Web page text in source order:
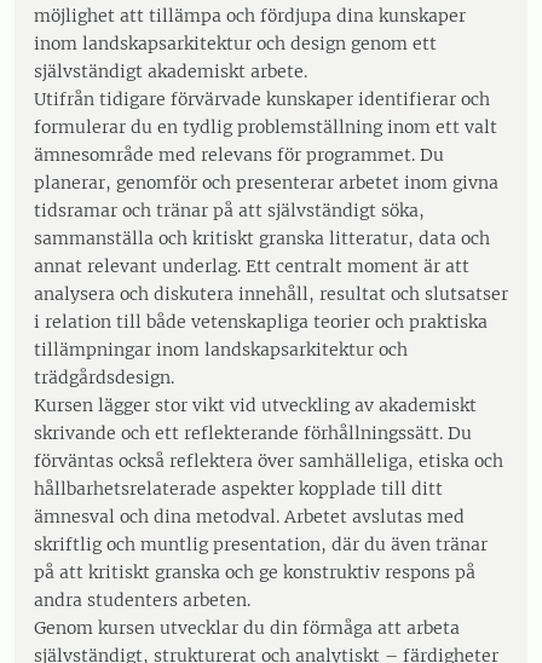
möjlighet att tillämpa och fördjupa dina kunskaper
inom landskapsarkitektur och design genom ett
självständigt akademiskt arbete.
Utifrån tidigare förvärvade kunskaper identifierar och
formulerar du en tydlig problemställning inom ett valt
ämnesområde med relevans för programmet. Du
planerar, genomför och presenterar arbetet inom givna
tidsramar och tränar på att självständigt söka,
sammanställa och kritiskt granska litteratur, data och
annat relevant underlag. Ett centralt moment är att
analysera och diskutera innehåll, resultat och slutsatser
i relation till både vetenskapliga teorier och praktiska
tillämpningar inom landskapsarkitektur och
trädgårdsdesign.
Kursen lägger stor vikt vid utveckling av akademiskt
skrivande och ett reflekterande förhållningssätt. Du
förväntas också reflektera över samhälleliga, etiska och
hållbarhetsrelaterade aspekter kopplade till ditt
ämnesval och dina metodval. Arbetet avslutas med
skriftlig och muntlig presentation, där du även tränar
på att kritiskt granska och ge konstruktiv respons på
andra studenters arbeten.
Genom kursen utvecklar du din förmåga att arbeta
självständigt, strukturerat och analytiskt – färdigheter